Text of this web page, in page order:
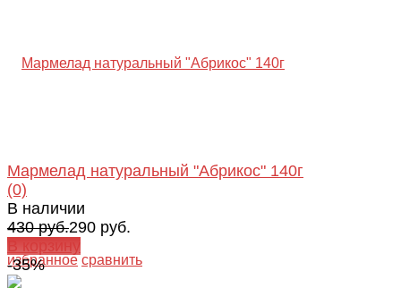
избранное сравнить
Мармелад натуральный "Абрикос" 140г
(0)
В наличии
430 руб.290 руб.
В корзину
-35%